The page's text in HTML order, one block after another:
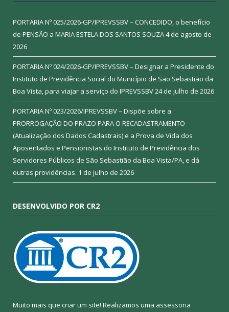
PORTARIA Nº 025/2026-GP/IPREVSSBV – CONCEDIDO, o benefício
de PENSÃO a MARIA ESTELA DOS SANTOS SOUZA4 de agosto de
2026
PORTARIA Nº 024/2026-GP/IPREVSSBV – Designar a Presidente do
Instituto de Previdência Social do Município de São Sebastião da
Boa Vista, para viajar a serviço do IPREVSSBV24 de julho de 2026
PORTARIA Nº 023/2026/IPREVSSBV – Dispõe sobre a
PRORROGAÇÃO DO PRAZO PARA O RECADASTRAMENTO
(Atualização dos Dados Cadastrais) e a Prova de Vida dos
Aposentados e Pensionistas do Instituto de Previdência dos
Servidores Públicos de São Sebastião da Boa Vista/PA, e dá
outras providências. 1 de julho de 2026
DESENVOLVIDO POR CR2
Muito mais que criar um site! Realizamos uma assessoria